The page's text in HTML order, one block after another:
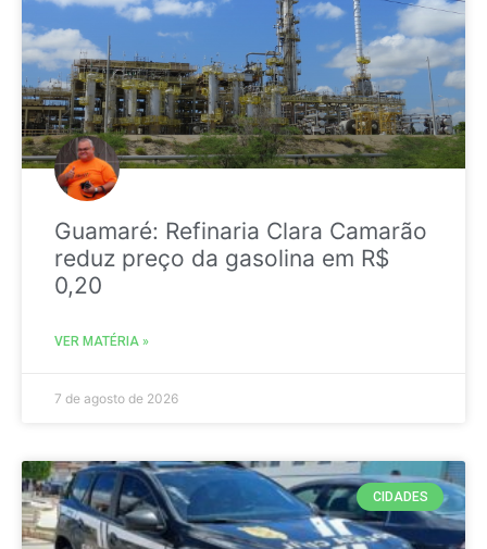
Guamaré: Refinaria Clara Camarão
reduz preço da gasolina em R$
0,20
VER MATÉRIA »
7 de agosto de 2026
CIDADES